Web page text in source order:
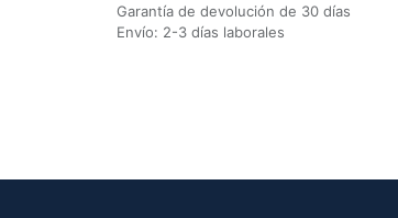
Garantía de devolución de 30 días
Envío: 2-3 días laborales